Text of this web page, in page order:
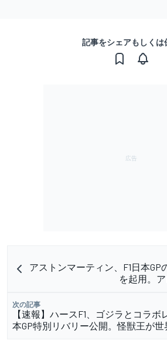
記事をシェアもしくは
アストンマーティン、F1日本GP
を起用。
次の記事
【速報】ハースF1、ゴジラとコラボ
本GP特別リバリー公開。怪獣王が